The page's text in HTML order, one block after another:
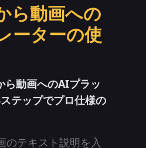
ら動画への
ーターの使
ら動画へのAIプラッ
テップでプロ仕様の
のテキスト説明を入